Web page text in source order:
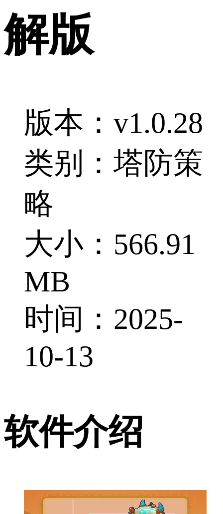
解版
版本：v1.0.28
类别：塔防策
略
大小：566.91
MB
时间：2025-
10-13
软件介绍